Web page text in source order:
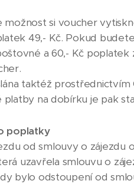
si voucher
49,- Kč. Pokud
a 60,- Kč
taktéž
na dobírku je pak
poplatky
od smlouvy o zájezdu
uzavřela smlouvu o
bylo odstoupení od